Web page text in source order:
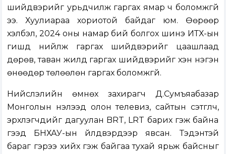
шийдвэрийг урьдчилж гаргах ямар ч боломжгүй
ээ. Хуулиараа хориотой байдаг юм. Өөрөөр
хэлбэл, 2024 оны намар бий болгох шинэ ИТХ-ын
гишүүд нийлж гаргах шийдвэрийг цаашлаад
дөрөв, таван жилд гаргах шийдвэрийг хэн нэгэн
өнөөдөр төлөөлөн гаргах боломжгүй.
Нийслэлийн өмнөх захирагч Д.Сумъяабазар
Монголын нэлээд олон телевиз, сайтын сэтгүүлч,
эрхлэгчдийг дагуулан BRT, LRT барих гэж байна
гээд БНХАУ-ын үйлдвэрүүдээр явсан. Тэдэнтэй
бараг гэрээ хийх гэж байгаа тухай ярьж байсныг